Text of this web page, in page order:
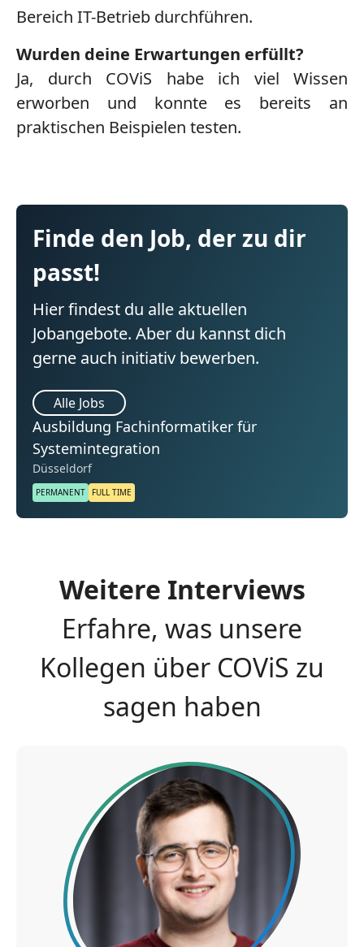
Bereich IT-Betrieb durchführen.
Wurden deine Erwartungen erfüllt?
Ja, durch COViS habe ich viel Wissen
erworben und konnte es bereits an
praktischen Beispielen testen.
Finde den Job, der zu dir
passt!
Hier findest du alle aktuellen
Jobangebote. Aber du kannst dich
gerne auch initiativ bewerben.
Alle Jobs
Ausbildung Fachinformatiker für
Systemintegration
Düsseldorf
PERMANENT FULL TIME
Weitere Interviews
Erfahre, was unsere
Kollegen über COViS zu
sagen haben